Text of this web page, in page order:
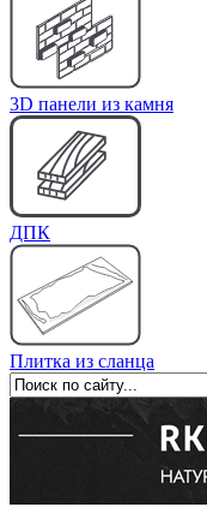
3D панели из камня
ДПК
Плитка из сланца